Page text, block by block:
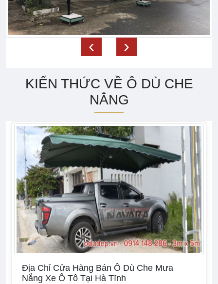
‹ ›
KIẾN THỨC VỀ Ô DÙ CHE
NẮNG
Địa Chỉ Cửa Hàng Bán Ô Dù Che Mưa
Nắng Xe Ô Tô Tại Hà Tĩnh